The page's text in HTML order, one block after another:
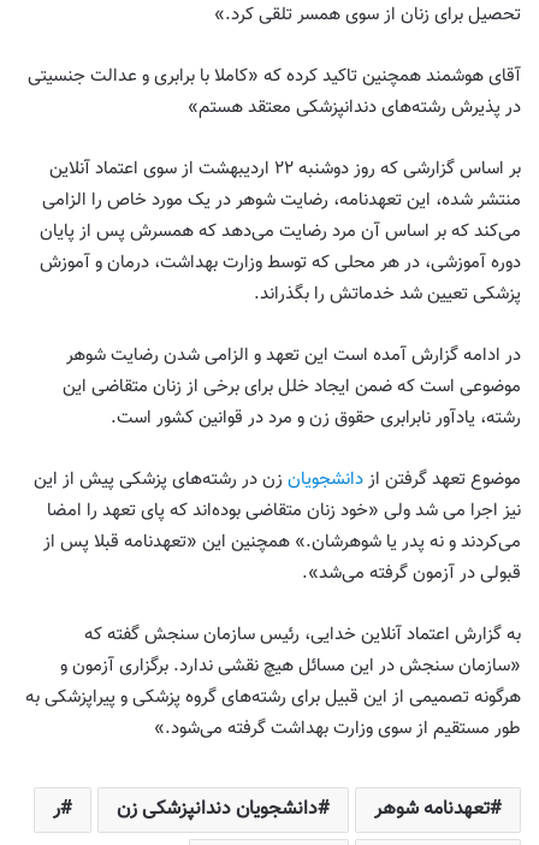
تحصیل برای زنان از سوی همسر تلقی کرد.»
آقای هوشمند همچنین تاکید کرده که «کاملا با برابری و عدالت جنسیتی
در پذیرش رشته‌های دندانپزشکی معتقد هستم»
بر اساس گزارشی که روز دوشنبه ۲۲ اردیبهشت از سوی اعتماد آنلاین
منتشر شده، این تعهدنامه، رضایت شوهر در یک مورد خاص را الزامی
می‌کند که بر اساس آن مرد رضایت می‌دهد که همسرش پس از پایان
دوره آموزشی، در هر محلی که توسط وزارت بهداشت، درمان و آموزش
پزشکی تعیین شد خدماتش را بگذراند.
در ادامه گزارش آمده است این تعهد و الزامی شدن رضایت شوهر
موضوعی است که ضمن ایجاد خلل برای برخی از زنان متقاضی این
رشته، یادآور نابرابری حقوق زن و مرد در قوانین کشور است.
موضوع تعهد گرفتن ازدانشجویان زن در رشته‌های پزشکی پیش از این
نیز اجرا می شد ولی «خود زنان متقاضی بوده‌اند که پای تعهد را امضا
می‌کردند و نه پدر یا شوهرشان.» همچنین این «تعهدنامه قبلا پس از
قبولی در آزمون گرفته می‌شد».
به گزارش اعتماد آنلاین خدایی، رئیس سازمان سنجش گفته که
«سازمان سنجش در این مسائل هیچ نقشی ندارد. برگزاری آزمون و
هرگونه تصمیمی از این قبیل برای رشته‌های گروه پزشکی و پیراپزشکی به
طور مستقیم از سوی وزارت بهداشت گرفته می‌شود.»
تعهدنامه شوهر دانشجویان دندانپزشکی زن
ر